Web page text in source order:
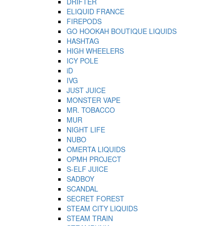
ELIQUID FRANCE
FIREPODS
GO HOOKAH BOUTIQUE LIQUIDS
HASHTAG
HIGH WHEELERS
ICY POLE
iD
IVG
JUST JUICE
MONSTER VAPE
MR. TOBACCO
MUR
NIGHT LIFE
NUBO
OMERTA LIQUIDS
OPMH PROJECT
S-ELF JUICE
SADBOY
SCANDAL
SECRET FOREST
STEAM CITY LIQUIDS
STEAM TRAIN